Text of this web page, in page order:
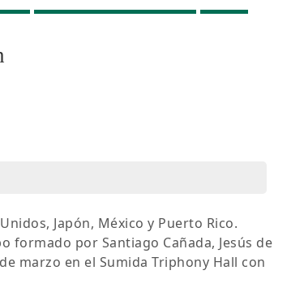
Japón, México y Puerto Rico.
formado por Santiago Cañada, Jesús de
marzo en el Sumida Triphony Hall con